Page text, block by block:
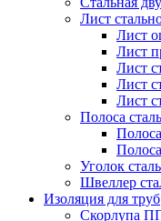
Лист
Лист
Лист
Лист
Лист
Лист
Полоса
Уголок
Швеллер
Изоляция для труб
Скорлупа